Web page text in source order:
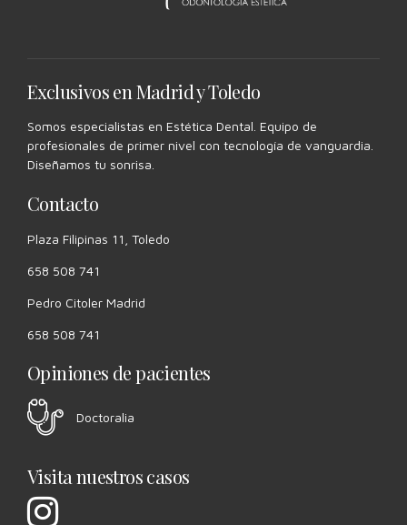
Exclusivos en Madrid y Toledo
Somos especialistas en Estética Dental. Equipo de
profesionales de primer nivel con tecnología de vanguardia.
Diseñamos tu sonrisa.
Contacto
Plaza Filipinas 11, Toledo
658 508 741
Pedro Citoler Madrid
658 508 741
Opiniones de pacientes
Doctoralia
Visita nuestros casos